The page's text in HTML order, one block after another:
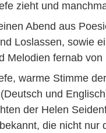
zieht und
Abend aus
Loslassen, sowie
Melodien fernab
warme Stimme
und
der Helen
die nicht